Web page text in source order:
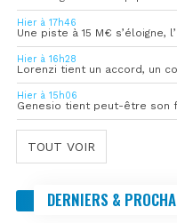
Hier à 17h46
Une piste à 15 M€ s’éloigne,
Hier à 16h28
Lorenzi tient un accord, un
Hier à 15h06
Genesio tient peut-être son
TOUT VOIR
DERNIERS &